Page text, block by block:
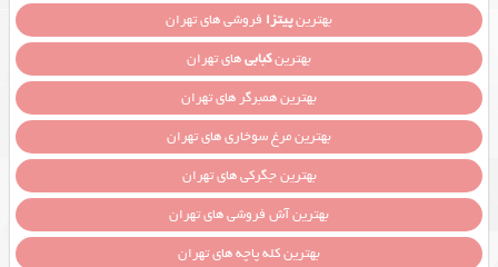
بهترینپیتزا فروشی های تهران
بهترینکبابیهای تهران
بهترین همبرگر های تهران
بهترین مرغ سوخاری های تهران
بهترین جگرکی های تهران
بهترین آش فروشی های تهران
بهترین کله پاچه های تهران